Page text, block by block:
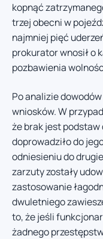
kopnąć
trzej obecni w
najmniej pięć
prokurator wnosił o
pozbawienia
Po analizie
wniosków. W
że brak jest podstaw
doprowadziło do
odniesieniu do
zarzuty zostały
zastosowanie
dwuletniego
to, że jeśli
żadnego